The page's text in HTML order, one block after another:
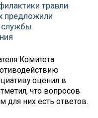
травли
предложили
службы
Комитета
оценил в
что вопросов
для них есть ответов.